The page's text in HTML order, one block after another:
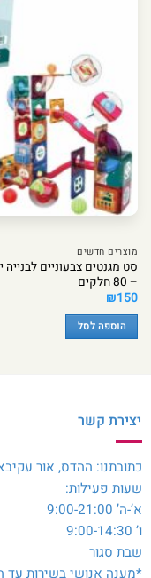
מוצרים חדשים
סט מגנטים צבעוניים לבנייה
– 80 חלקים
₪150
הוספה לסל
יצירת קשר
כתובתנו: ההדס, אור
שעות פעילות:
א’-ה’ 9:00-21:00
ו’ 9:00-14:30
שבת סגור
*מענה אנושי בשירות עד